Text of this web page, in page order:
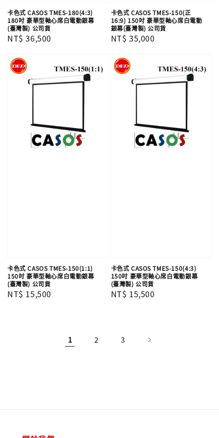
卡色式 CASOS TMES-180(4:3)
180吋 豪華型軸心席白電動銀幕
(臺灣製) 公司貨
Regular
NT$ 36,500
卡色式 CASOS TMES-150(正
16:9) 150吋 豪華型軸心席白電動
銀幕(臺灣製) 公司貨
Regular
NT$ 35,000
卡色式 CASOS TMES-150(1:1)
150吋 豪華型軸心席白電動銀幕
(臺灣製) 公司貨
Regular
NT$ 15,500
卡色式 CASOS TMES-150(4:3)
150吋 豪華型軸心席白電動銀幕
(臺灣製) 公司貨
Regular
NT$ 15,500
1 2 3